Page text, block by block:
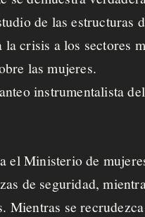
de las estructuras
crisis a los sectores
las mujeres.
instrumentalista
el Ministerio de
de seguridad,
Mientras se